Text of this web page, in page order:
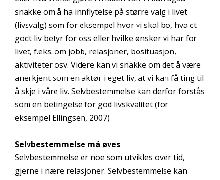
snakke om å ha innflytelse på større valg i livet
(livsvalg) som for eksempel hvor vi skal bo, hva et
godt liv betyr for oss eller hvilke ønsker vi har for
livet, f.eks. om jobb, relasjoner, bosituasjon,
aktiviteter osv. Videre kan vi snakke om det å være
anerkjent som en aktør i eget liv, at vi kan få ting til
å skje i våre liv. Selvbestemmelse kan derfor forstås
som en betingelse for god livskvalitet (for
eksempel Ellingsen, 2007).
Selvbestemmelse må øves
Selvbestemmelse er noe som utvikles over tid,
gjerne i nære relasjoner. Selvbestemmelse kan